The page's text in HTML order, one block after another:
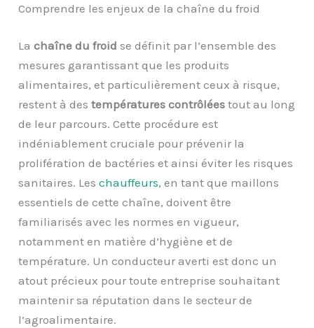
Comprendre les enjeux de la chaîne du froid
Lachaîne du froid se définit par l’ensemble des
mesures garantissant que les produits
alimentaires, et particulièrement ceux à risque,
restent à destempératures contrôlées tout au long
de leur parcours. Cette procédure est
indéniablement cruciale pour prévenir la
prolifération de bactéries et ainsi éviter les risques
sanitaires. Leschauffeurs, en tant que maillons
essentiels de cette chaîne, doivent être
familiarisés avec les normes en vigueur,
notamment en matière d’hygiène et de
température. Un conducteur averti est donc un
atout précieux pour toute entreprise souhaitant
maintenir sa réputation dans le secteur de
l’agroalimentaire.